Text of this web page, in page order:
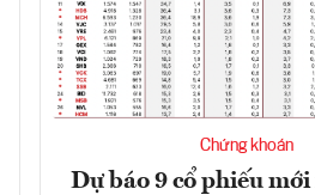
Chứng khoán
Dự báo 9 cổ phiếu